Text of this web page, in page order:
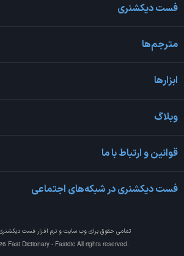
فست دیکشنری
مترجم‌ها
ابزارها
وبلاگ
قوانین و ارتباط با ما
فست دیکشنری در شبکه‌های اجتماعی
تمامی حقوق برای وب سایت و نرم افزارفست
Fast Dictionary - Fastdic All rights reserved.